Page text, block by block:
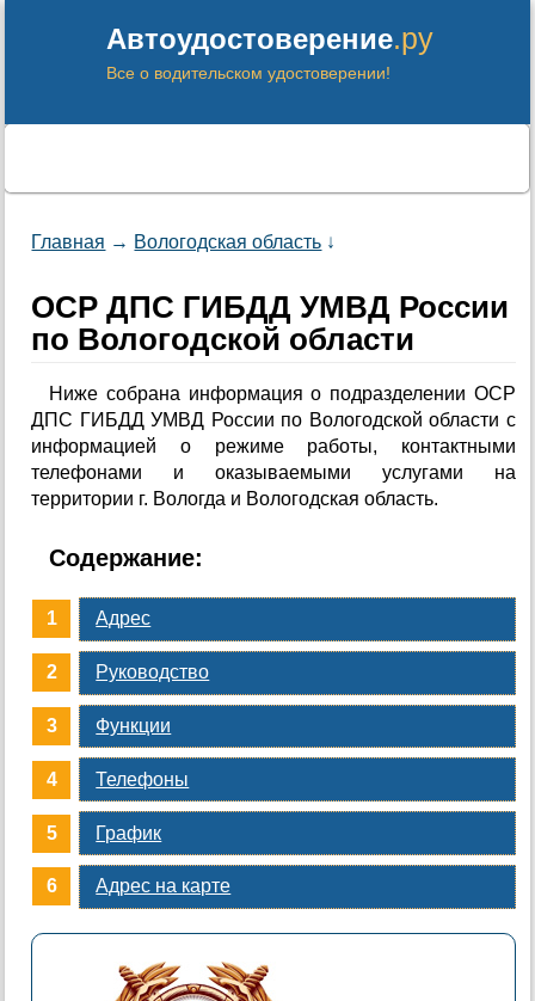
Автоудостоверение.ру
Все о водительском удостоверении!
Главная → Вологодская область ↓
ОСР ДПС ГИБДД УМВД России
по Вологодской области
Ниже собрана информация о подразделении ОСР
ДПС ГИБДД УМВД России по Вологодской области с
информацией о режиме работы, контактными
телефонами и оказываемыми услугами на
территории г. Вологда и Вологодская область.
Содержание:
Адрес
Руководство
Функции
Телефоны
График
Адрес на карте